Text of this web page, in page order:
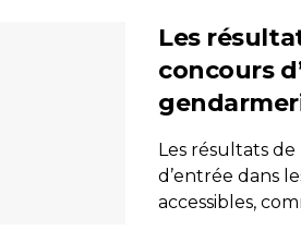
Les
concours
Les résultats
d’entrée dans
accessibles,